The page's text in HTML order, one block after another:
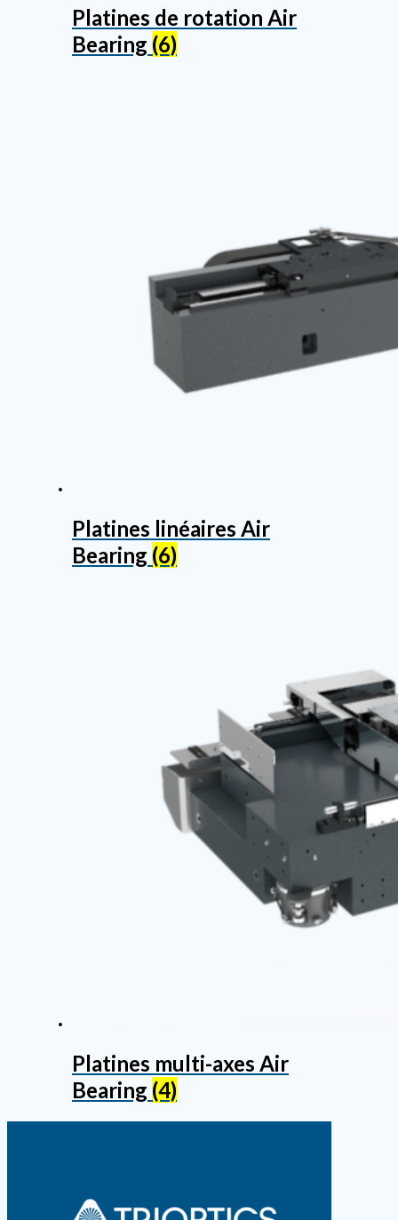
Platines de rotation Air
Bearing (6)
Platines linéaires Air
Bearing (6)
Platines multi-axes Air
Bearing (4)